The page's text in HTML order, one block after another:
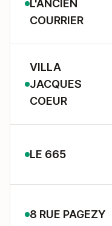
L'ANCIEN
COURRIER
VILLA
JACQUES
COEUR
LE 665
8 RUE PAGEZY